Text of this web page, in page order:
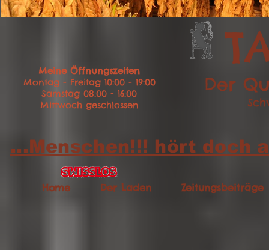
Meine Öffnungszeiten
Montag - Freitag 10:00 - 19:00
Samstag 08:00 - 16:00
Mittwoch geschlossen
Der
...Menschen!!! hört doch
Home Der Laden Zeitungsbeiträge